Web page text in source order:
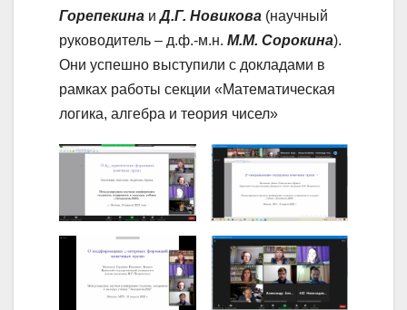
Горепекина иД.Г. Новикова (научный
руководитель – д.ф.-м.н. М.М. Сорокина).
Они успешно выступили с докладами в
рамках работы секции «Математическая
логика, алгебра и теория чисел»